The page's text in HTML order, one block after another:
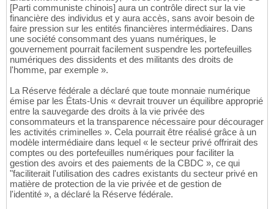
[Parti communiste chinois] aura un contrôle direct sur la vie
financière des individus et y aura accès, sans avoir besoin de
faire pression sur les entités financières intermédiaires. Dans
une société consommant des yuans numériques, le
gouvernement pourrait facilement suspendre les portefeuilles
numériques des dissidents et des militants des droits de
l'homme, par exemple ».
La Réserve fédérale a déclaré que toute monnaie numérique
émise par les États-Unis « devrait trouver un équilibre approprié
entre la sauvegarde des droits à la vie privée des
consommateurs et la transparence nécessaire pour décourager
les activités criminelles ». Cela pourrait être réalisé grâce à un
modèle intermédiaire dans lequel « le secteur privé offrirait des
comptes ou des portefeuilles numériques pour faciliter la
gestion des avoirs et des paiements de la CBDC », ce qui
"faciliterait l'utilisation des cadres existants du secteur privé en
matière de protection de la vie privée et de gestion de
l'identité », a déclaré la Réserve fédérale.